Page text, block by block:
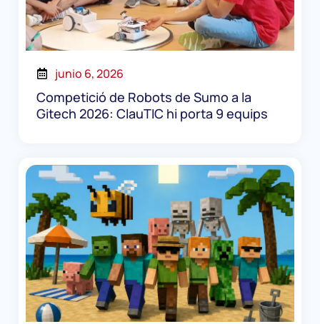
junio 6, 2026
Competició de Robots de Sumo a la
Gitech 2026: ClauTIC hi porta 9 equips